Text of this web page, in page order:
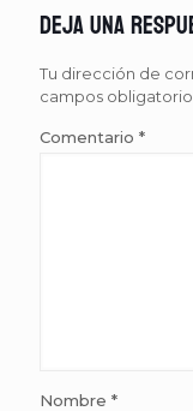
Deja una
Tu dirección de
campos
Comentario *
Nombre *